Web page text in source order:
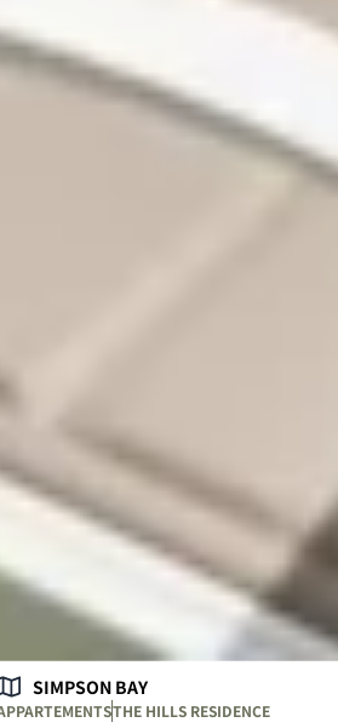
SIMPSON BAY
THE HILLS RESIDENCE